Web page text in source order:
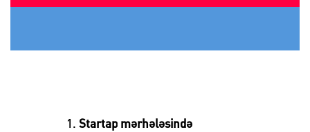
Startap mərhələsində